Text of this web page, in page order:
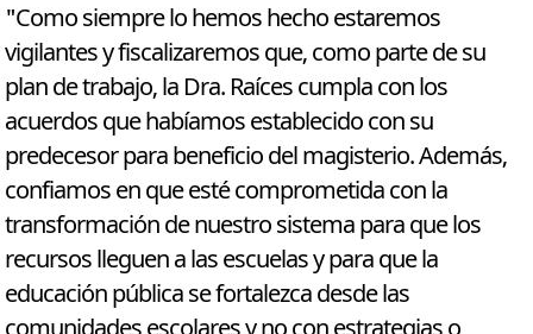
"Como siempre lo hemos hecho estaremos
vigilantes y fiscalizaremos que, como parte de su
plan de trabajo, la Dra. Raíces cumpla con los
acuerdos que habíamos establecido con su
predecesor para beneficio del magisterio. Además,
confiamos en que esté comprometida con la
transformación de nuestro sistema para que los
recursos lleguen a las escuelas y para que la
educación pública se fortalezca desde las